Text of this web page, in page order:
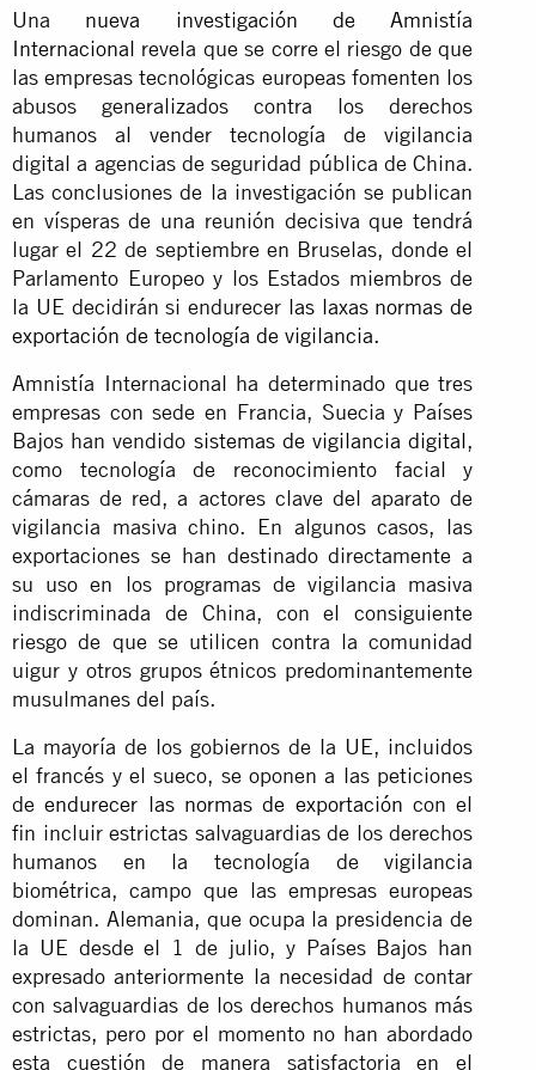
Una nueva investigación de Amnistía
Internacional revela que se corre el riesgo de que
las empresas tecnológicas europeas fomenten los
abusos generalizados contra los derechos
humanos al vender tecnología de vigilancia
digital a agencias de seguridad pública de China.
Las conclusiones de la investigación se publican
en vísperas de una reunión decisiva que tendrá
lugar el 22 de septiembre en Bruselas, donde el
Parlamento Europeo y los Estados miembros de
la UE decidirán si endurecer las laxas normas de
exportación de tecnología de vigilancia.
Amnistía Internacional ha determinado que tres
empresas con sede en Francia, Suecia y Países
Bajos han vendido sistemas de vigilancia digital,
como tecnología de reconocimiento facial y
cámaras de red, a actores clave del aparato de
vigilancia masiva chino. En algunos casos, las
exportaciones se han destinado directamente a
su uso en los programas de vigilancia masiva
indiscriminada de China, con el consiguiente
riesgo de que se utilicen contra la comunidad
uigur y otros grupos étnicos predominantemente
musulmanes del país.
La mayoría de los gobiernos de la UE, incluidos
el francés y el sueco, se oponen a las peticiones
deendurecer las normas de exportación con el
fin incluir estrictas salvaguardias de los derechos
humanos en la tecnología de vigilancia
biométrica, campo que las empresas europeas
dominan. Alemania, que ocupa la presidencia de
la UE desde el 1 de julio, y Países Bajos han
expresado anteriormente la necesidad de contar
con salvaguardias de los derechos humanos más
estrictas, pero por el momento no han abordado
esta cuestión de manera satisfactoria en el